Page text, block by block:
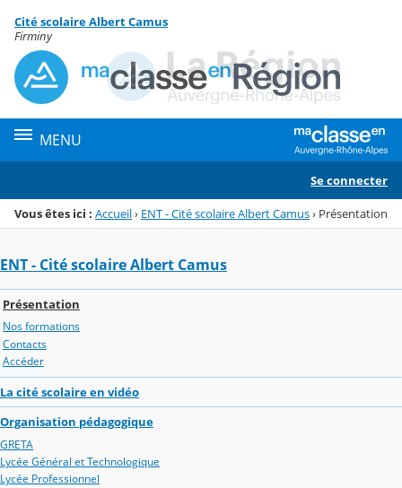
Menu de la rubrique
Contenu
Cité scolaire Albert Camus
Firminy
MENU
Se connecter
Vous êtes ici : Accueil› ENT - Cité scolaire Albert Camus› Présentation
ENT - Cité scolaire Albert Camus
Présentation
Nos formations
Contacts
Accéder
La cité scolaire en vidéo
Organisation pédagogique
GRETA
Lycée Général et Technologique
Lycée Professionnel